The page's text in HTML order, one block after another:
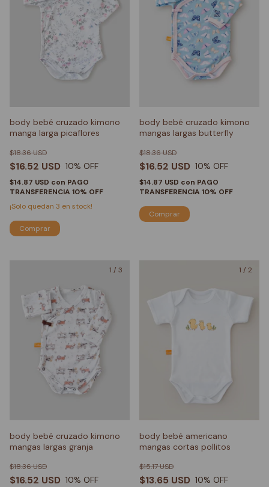
body bebé cruzado kimono
manga larga picaflores
$16.52 USD
$18.36 USD
10% OFF
$14.87 USD con PAGO
TRANSFERENCIA 10% OFF
¡Solo quedan 3 en stock!
Comprar
body bebé cruzado kimono
mangas largas butterfly
$16.52 USD
$18.36 USD
10% OFF
$14.87 USD con PAGO
TRANSFERENCIA 10% OFF
Comprar
1 / 3
body bebé cruzado kimono
mangas largas granja
$16.52 USD
$18.36 USD
10% OFF
1 / 2
body bebé americano
mangas cortas pollitos
$13.65 USD
$15.17 USD
10% OFF